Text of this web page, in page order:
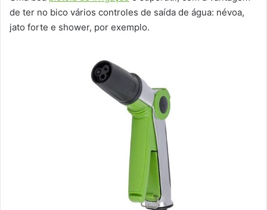
de ter no bico vários controles de saída de água: névoa,
jato forte e shower, por exemplo.